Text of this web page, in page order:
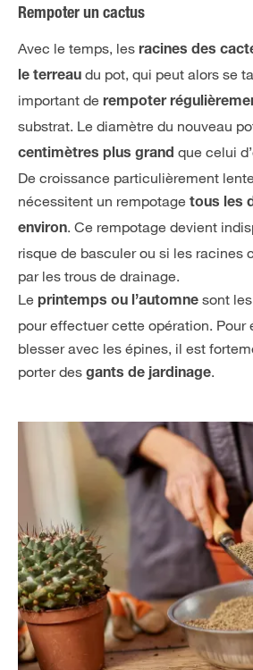
Rempoter un cactus
Avec le temps, les racines des
le terreau du pot, qui peut alors se
important de rempoter
substrat. Le diamètre du nouveau
centimètres plus grand que celui
De croissance particulièrement
nécessitent un rempotage tous les
environ. Ce rempotage devient
risque de basculer ou si les racines
par les trous de drainage.
Le printemps ou l’automne sont
pour effectuer cette opération. Pour
blesser avec les épines, il est
porter des gants de jardinage.